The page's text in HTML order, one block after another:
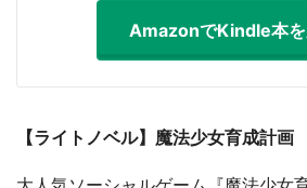
AmazonでKindle本を
【ライトノベル】魔法少女育成計画